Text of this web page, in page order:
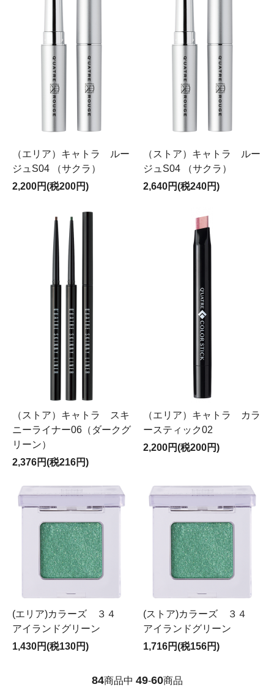
（エリア）キャトラ ルー
ジュS04 （サクラ）
2,200円(税200円)
（ストア）キャトラ ルー
ジュS04 （サクラ）
2,640円(税240円)
（ストア）キャトラ スキ
ニーライナー06（ダークグ
リーン）
2,376円(税216円)
（エリア）キャトラ カラ
ースティック02
2,200円(税200円)
(エリア)カラーズ ３４
アイランドグリーン
1,430円(税130円)
(ストア)カラーズ ３４
アイランドグリーン
1,716円(税156円)
84商品中 49-60商品